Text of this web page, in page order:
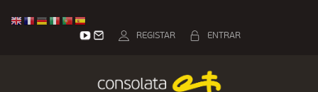
ENTRAR
REGISTAR